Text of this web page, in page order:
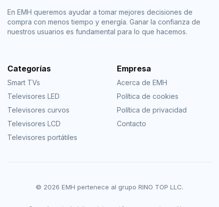
En EMH queremos ayudar a tomar mejores decisiones de
compra con menos tiempo y energía. Ganar la confianza de
nuestros usuarios es fundamental para lo que hacemos.
Categorías
Smart TVs
Televisores LED
Televisores curvos
Televisores LCD
Televisores portátiles
Empresa
Acerca de EMH
Política de cookies
Política de privacidad
Contacto
© 2026 EMH pertenece al grupo RINO TOP LLC.